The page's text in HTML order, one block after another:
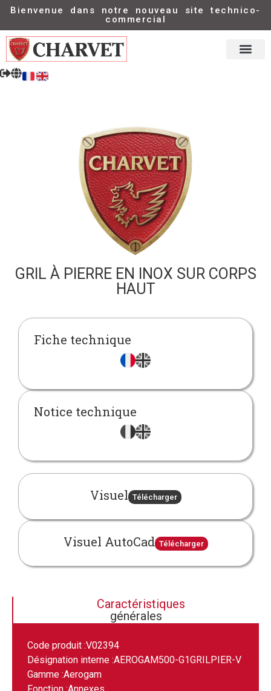
Bienvenue dans notre nouveau site technico-
commercial
GRIL À PIERRE EN INOX SUR CORPS
HAUT
Fiche technique
Notice technique
Visuel Télécharger
Visuel AutoCad Télécharger
Caractéristiques
générales
Code produit :V02394
Désignation interne :AEROGAM500-G1GRILPIER-V
Gamme :Aerogam